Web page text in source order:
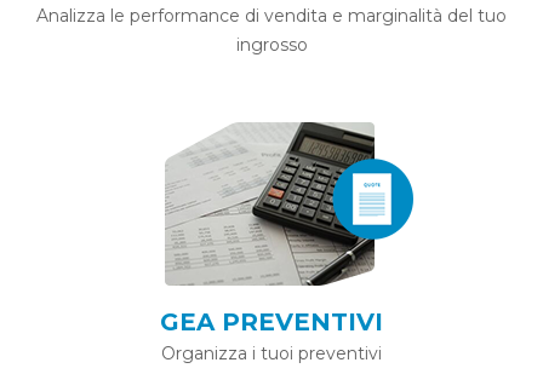
Analizza le performance di vendita e marginalità del tuo
ingrosso
GEA PREVENTIVI
Organizza i tuoi preventivi